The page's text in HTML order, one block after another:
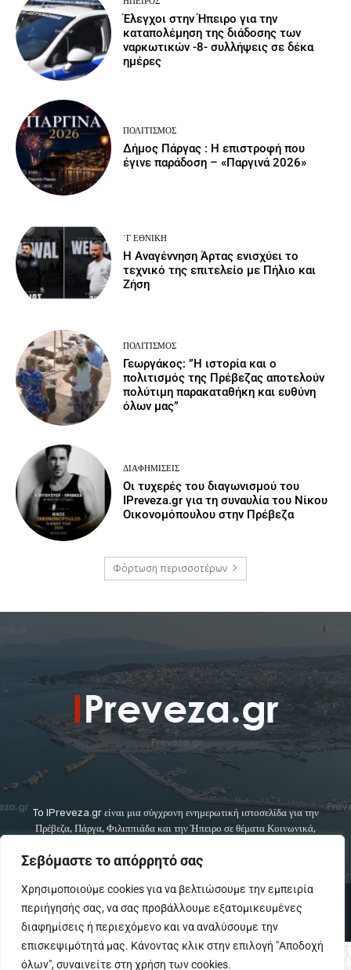
Σεβόμαστε το απόρρητό σας
Χρησιμοποιούμε cookies για να βελτιώσουμε την εμπειρία
περιήγησής σας, να σας προβάλλουμε εξατομικευμένες
διαφημίσεις ή περιεχόμενο και να αναλύσουμε την
επισκεψιμότητά μας. Κάνοντας κλικ στην επιλογή "Αποδοχή
όλων", συναινείτε στη χρήση των cookies.
Έλεγχοι στην Ήπειρο για την
καταπολέμηση της διάδοσης των
ναρκωτικών -8- συλλήψεις σε δέκα
ημέρες
ΠΟΛΙΤΙΣΜΌΣ
Δήμος Πάργας : Η επιστροφή που
έγινε παράδοση – «Παργινά 2026»
΄Γ ΕΘΝΙΚΉ
Η Αναγέννηση Άρτας ενισχύει το
τεχνικό της επιτελείο με Πήλιο και
Ζήση
ΠΟΛΙΤΙΣΜΌΣ
Γεωργάκος: ”Η ιστορία και ο
πολιτισμός της Πρέβεζας αποτελούν
πολύτιμη παρακαταθήκη και ευθύνη
όλων μας”
ΔΙΑΦΗΜΊΣΕΙΣ
Οι τυχερές του διαγωνισμού του
IPreveza.gr για τη συναυλία του Νίκου
Οικονομόπουλου στην Πρέβεζα
Φόρτωση περισσοτέρων
To IPreveza.gr είναι μια σύγχρονη ενημερωτική ιστοσελίδα για την
Πρέβεζα, Πάργα, Φιλιππιάδα και την Ήπειρο σε θέματα Κοινωνικά,
© Copyright - IPreveza.gr
Home
Κοινωνία Ήπειρος Πολιτική
GoSports.gr
Πολιτισμός
Διαφημίσεις-Αγγελίες Επικοινωνια